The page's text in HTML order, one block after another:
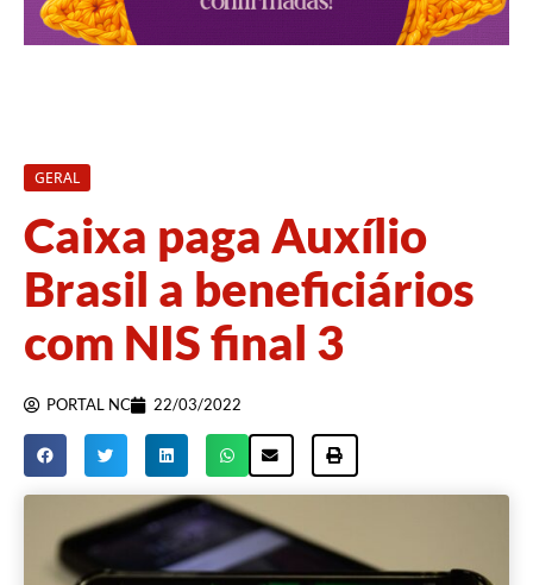
GERAL
Caixa paga Auxílio
Brasil a beneficiários
com NIS final 3
PORTAL NC 22/03/2022